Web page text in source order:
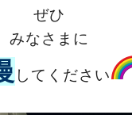
ぜひ
みなさまに
してください